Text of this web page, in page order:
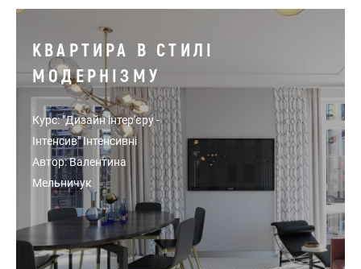
КВАРТИРА В СТИЛІ
МОДЕРНІЗМУ
Курс: "Дизайн інтер'єру -
Інтенсив" Інтенсивні
Автор: Валентина
Мельничук